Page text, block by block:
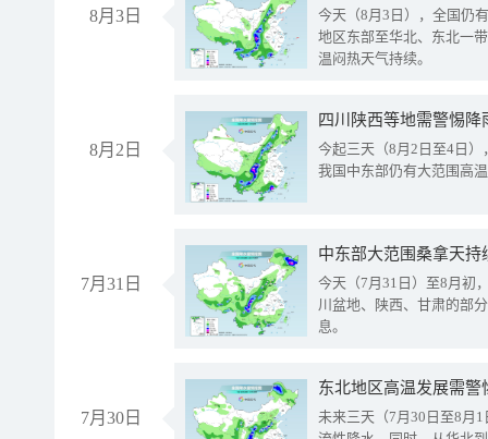
8月3日
今天（8月3日），全国仍
地区东部至华北、东北一
温闷热天气持续。
8月2日
今起三天（8月2日至4日
我国中东部仍有大范围高
7月31日
中东部大范围桑拿天
今天（7月31日）至8月初
川盆地、陕西、甘肃的部
息。
7月30日
东北地区高温发展需
未来三天（7月30日至8月